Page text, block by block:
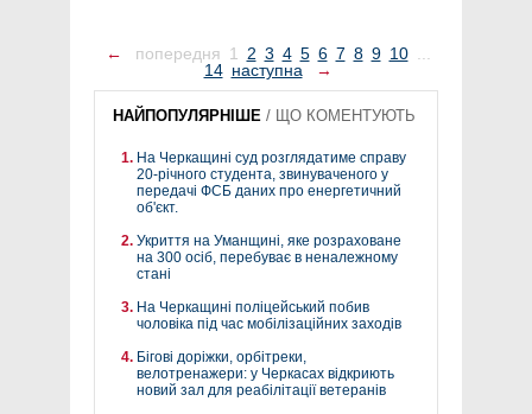
← попередня 1 2 3 4 5 6 7 8 9 10 ...
14 наступна →
НАЙПОПУЛЯРНІШЕ / ЩО КОМЕНТУЮТЬ
На Черкащині суд розглядатиме справу
20-річного студента, звинуваченого у
передачі ФСБ даних про енергетичний
об'єкт.
Укриття на Уманщині, яке розраховане
на 300 осіб, перебуває в неналежному
стані
На Черкащині поліцейський побив
чоловіка під час мобілізаційних заходів
Бігові доріжки, орбітреки,
велотренажери: у Черкасах відкриють
новий зал для реабілітації ветеранів